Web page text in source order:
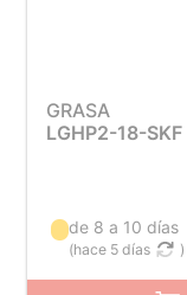
GRASA
LGHP2-18-SKF
de 8 a 10 días
(hace 5 días )